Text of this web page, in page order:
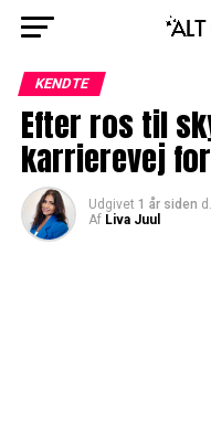
KENDTE
Efter ros til
karrierevej
Udgivet 1 år siden d.
Af Liva Juul